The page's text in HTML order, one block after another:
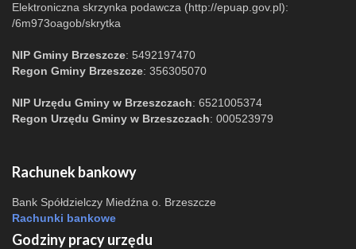
Elektroniczna skrzynka podawcza (http://epuap.gov.pl):
/6m973oagob/skrytka
NIP Gminy Brzeszcze: 5492197470
Regon Gminy Brzeszcze: 356305070
NIP Urzędu Gminy w Brzeszczach: 6521005374
Regon Urzędu Gminy w Brzeszczach: 000523979
Rachunek bankowy
Bank Spółdzielczy Miedźna o. Brzeszcze
Rachunki bankowe
Godziny pracy urzędu